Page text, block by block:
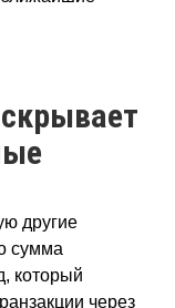
другие
сумма
который
через